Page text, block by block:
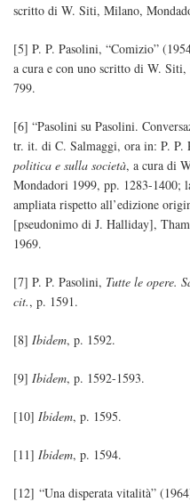
scritto di W. Siti, Milano,
[5] P. P. Pasolini, “Comizio”
a cura e con uno scritto di W.
799.
[6] “Pasolini su Pasolini.
tr. it. di C. Salmaggi, ora in: P. P.
politica e sulla società, a cura di
Mondadori 1999, pp. 1283-1400;
ampliata rispetto all’edizione
[pseudonimo di J. Halliday],
1969.
[7] P. P. Pasolini, Tutte le opere.
cit., p. 1591.
[8] Ibidem, p. 1592.
[9] Ibidem, p. 1592-1593.
[10] Ibidem, p. 1595.
[11] Ibidem, p. 1594.
[12] “Una disperata vitalità”